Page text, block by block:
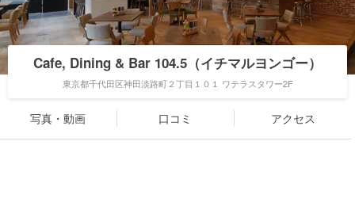
Cafe, Dining & Bar 104.5（イチマルヨンゴー）
東京都千代田区神田淡路町２丁目１０１ ワテラスタワー2F
写真・動画 口コミ アクセス